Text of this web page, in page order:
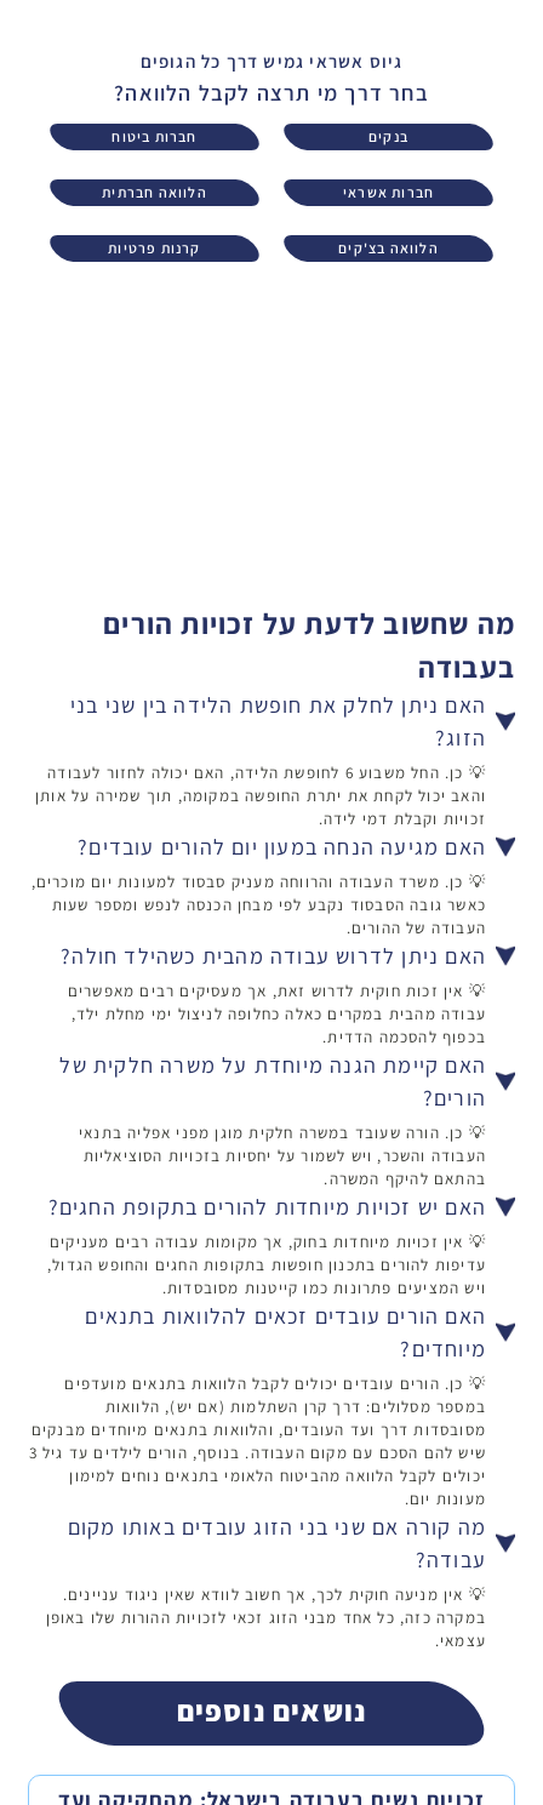
גיוס אשראי גמיש דרך כל הגופים
בחר דרך מי תרצה לקבל הלוואה?
בנקים חברות ביטוח
חברות אשראי הלוואה חברתית
הלוואה בצ'קים קרנות פרטיות
מה שחשוב לדעת על זכויות הורים
בעבודה
האם ניתן לחלק את חופשת הלידה בין שני בני
הזוג?
💡 כן. החל משבוע 6 לחופשת הלידה, האם יכולה לחזור לעבודה
והאב יכול לקחת את יתרת החופשה במקומה, תוך שמירה על אותן
זכויות וקבלת דמי לידה.
האם מגיעה הנחה במעון יום להורים עובדים?
💡 כן. משרד העבודה והרווחה מעניק סבסוד למעונות יום מוכרים,
כאשר גובה הסבסוד נקבע לפי מבחן הכנסה לנפש ומספר שעות
העבודה של ההורים.
האם ניתן לדרוש עבודה מהבית כשהילד חולה?
💡 אין זכות חוקית לדרוש זאת, אך מעסיקים רבים מאפשרים
עבודה מהבית במקרים כאלה כחלופה לניצול ימי מחלת ילד,
בכפוף להסכמה הדדית.
האם קיימת הגנה מיוחדת על משרה חלקית של
הורים?
💡 כן. הורה שעובד במשרה חלקית מוגן מפני אפליה בתנאי
העבודה והשכר, ויש לשמור על יחסיות בזכויות הסוציאליות
בהתאם להיקף המשרה.
האם יש זכויות מיוחדות להורים בתקופת החגים?
💡 אין זכויות מיוחדות בחוק, אך מקומות עבודה רבים מעניקים
עדיפות להורים בתכנון חופשות בתקופות החגים והחופש הגדול,
ויש המציעים פתרונות כמו קייטנות מסובסדות.
האם הורים עובדים זכאים להלוואות בתנאים
מיוחדים?
💡 כן. הורים עובדים יכולים לקבל הלוואות בתנאים מועדפים
במספר מסלולים: דרך קרן השתלמות (אם יש), הלוואות
מסובסדות דרך ועד העובדים, והלוואות בתנאים מיוחדים מבנקים
שיש להם הסכם עם מקום העבודה. בנוסף, הורים לילדים עד גיל 3
יכולים לקבל הלוואה מהביטוח הלאומי בתנאים נוחים למימון
מעונות יום.
מה קורה אם שני בני הזוג עובדים באותו מקום
עבודה?
💡 אין מניעה חוקית לכך, אך חשוב לוודא שאין ניגוד עניינים.
במקרה כזה, כל אחד מבני הזוג זכאי לזכויות ההורות שלו באופן
עצמאי.
נושאים נוספים
זכויות נשים בעבודה בישראל: מהחקיקה ועד